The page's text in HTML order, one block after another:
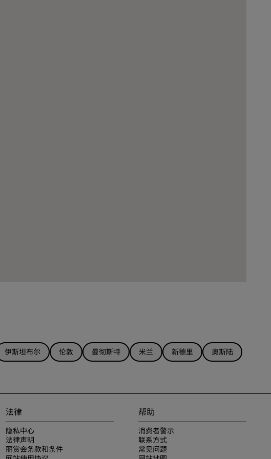
伊斯坦布尔 伦敦 曼彻斯特 米兰 新德里
奥斯陆
法律
隐私中心
法律声明
丽赏会条款和条件
帮助
消费者警示
联系方式
常见问题